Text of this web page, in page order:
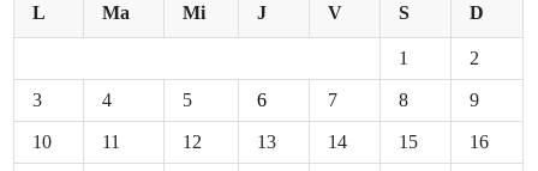
L Ma Mi J V S D
1 2
3 4 5 6 7 8 9
10 11 12 13 14 15 16